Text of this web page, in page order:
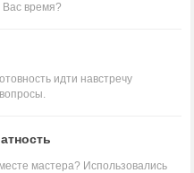
Вас время?
идти навстречу
мастера? Использовались